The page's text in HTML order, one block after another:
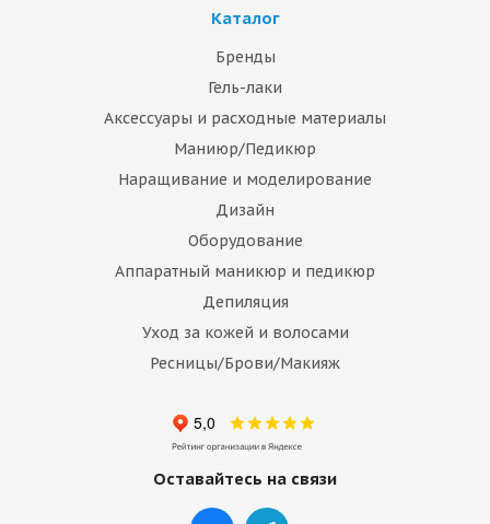
Каталог
Бренды
Гель-лаки
Аксессуары и расходные материалы
Маниюр/Педикюр
Наращивание и моделирование
Дизайн
Оборудование
Аппаратный маникюр и педикюр
Депиляция
Уход за кожей и волосами
Ресницы/Брови/Макияж
Оставайтесь на связи